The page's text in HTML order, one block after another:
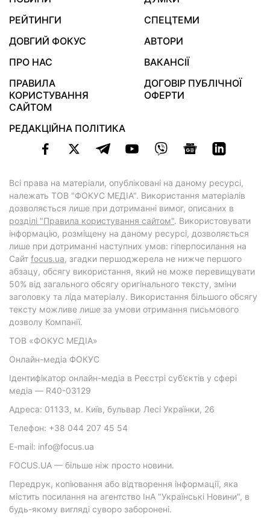
РЕЙТИНГИ
СПЕЦТЕМИ
ДОВГИЙ ФОКУС
АВТОРИ
ПРО НАС
ВАКАНСІЇ
ПРАВИЛА
КОРИСТУВАННЯ
САЙТОМ
ДОГОВІР ПУБЛІЧНОЇ
ОФЕРТИ
РЕДАКЦІЙНА ПОЛІТИКА
Всі права на матеріали, опубліковані на даному ресурсі,
належать ТОВ "ФОКУС МЕДІА". Використання матеріалів
дозволяється лише при дотриманні вимог, описаних в
розділі "Правила користування сайтом". Використовувати
інформацію, розміщену на даному ресурсі, дозволяється
лише при дотриманні наступних умов: гіперпосилання на
Cайт focus.ua, згадки першоджерела не нижче першого
абзацу, обсягу використання, який не може перевищувати
50% від загального обсягу оригінального тексту, зміни
заголовку та ліда матеріалу. Використання більшого обсягу
тексту можливе лише за умови отримання письмового
дозволу Компанії.
ТОВ «ФОКУС МЕДІА»
Онлайн-медіа ФОКУС
Ідентифікатор онлайн-медіа в Реєстрі суб’єктів у сфері
медіа — R40-03129
Адреса: 01133, м. Київ, бульвар Лесі Українки, 26
Телефон: +38 044 207 45 54
E-mail: info@focus.ua
FOCUS.UA — більше ніж просто новини.
Передрук, копіювання або відтворення інформації, яка
містить посилання на агентство ІнА "Українські Новини", в
будь-якому вигляді суворо заборонені.